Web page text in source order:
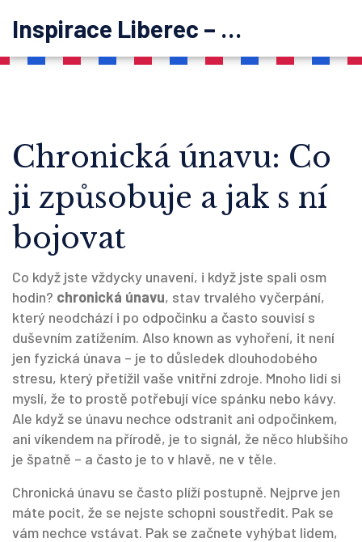
Inspirace Liberec – psychoterapie
Chronická únavu: Co
ji způsobuje a jak s ní
bojovat
Co když jste vždycky unavení, i když jste spali osm
hodin? chronická únavu, stav trvalého vyčerpání,
který neodchází i po odpočinku a často souvisí s
duševním zatížením. Also known as vyhoření, it není
jen fyzická únava – je to důsledek dlouhodobého
stresu, který přetížil vaše vnitřní zdroje. Mnoho lidí si
myslí, že to prostě potřebují více spánku nebo kávy.
Ale když se únavu nechce odstranit ani odpočinkem,
ani víkendem na přírodě, je to signál, že něco hlubšího
je špatně – a často je to v hlavě, ne v těle.
Chronická únavu se často plíží postupně. Nejprve jen
máte pocit, že se nejste schopni soustředit. Pak se
vám nechce vstávat. Pak se začnete vyhýbat lidem,